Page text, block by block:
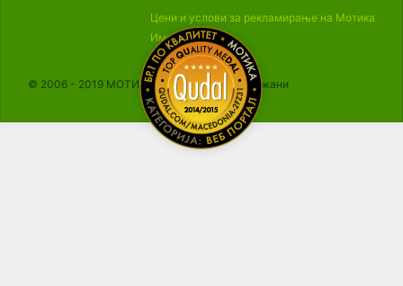
Цени и услови за рекламирање на Мотика
Импресум
© 2006 - 2019 МОТИКА, Сите права се задржани